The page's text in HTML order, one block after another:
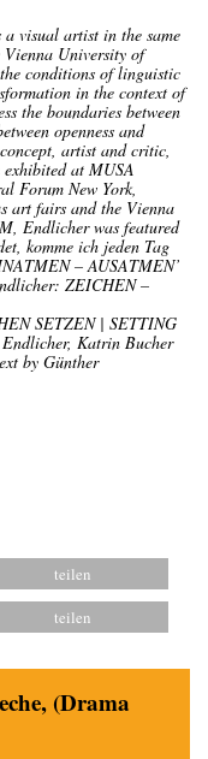
visual artist in the same
University of
conditions of linguistic
in the context of
the boundaries between
openness and
artist and critic,
at MUSA
Forum New York,
art fairs and the Vienna
Endlicher was featured
komme ich jeden Tag
– AUSATMEN’
ZEICHEN –
SETZEN | SETTING
Katrin Bucher
by Günther
(Drama